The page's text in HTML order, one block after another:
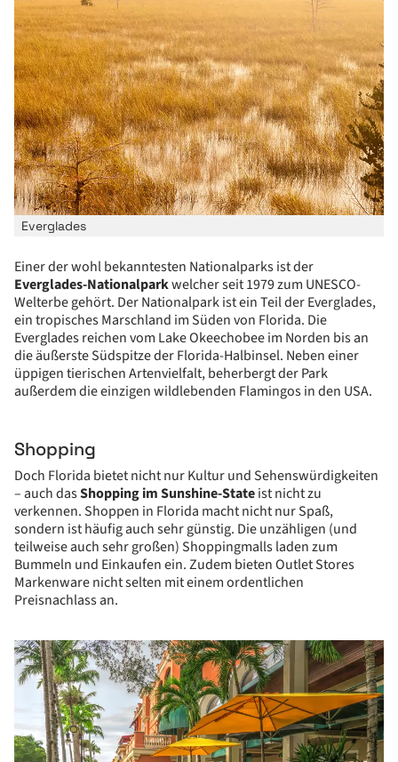
Everglades
Einer der wohl bekanntesten Nationalparks ist der
Everglades-Nationalparkwelcher seit 1979 zum UNESCO-
Welterbe gehört. Der Nationalpark ist ein Teil der Everglades,
ein tropisches Marschland im Süden von Florida. Die
Everglades reichen vom Lake Okeechobee im Norden bis an
die äußerste Südspitze der Florida-Halbinsel. Neben einer
üppigen tierischen Artenvielfalt, beherbergt der Park
außerdem die einzigen wildlebenden Flamingos in den USA.
Shopping
Doch Florida bietet nicht nur Kultur und Sehenswürdigkeiten
– auch dasShopping im Sunshine-Stateist nicht zu
verkennen. Shoppen in Florida macht nicht nur Spaß,
sondern ist häufig auch sehr günstig. Die unzähligen (und
teilweise auch sehr großen) Shoppingmalls laden zum
Bummeln und Einkaufen ein. Zudem bieten Outlet Stores
Markenware nicht selten mit einem ordentlichen
Preisnachlass an.